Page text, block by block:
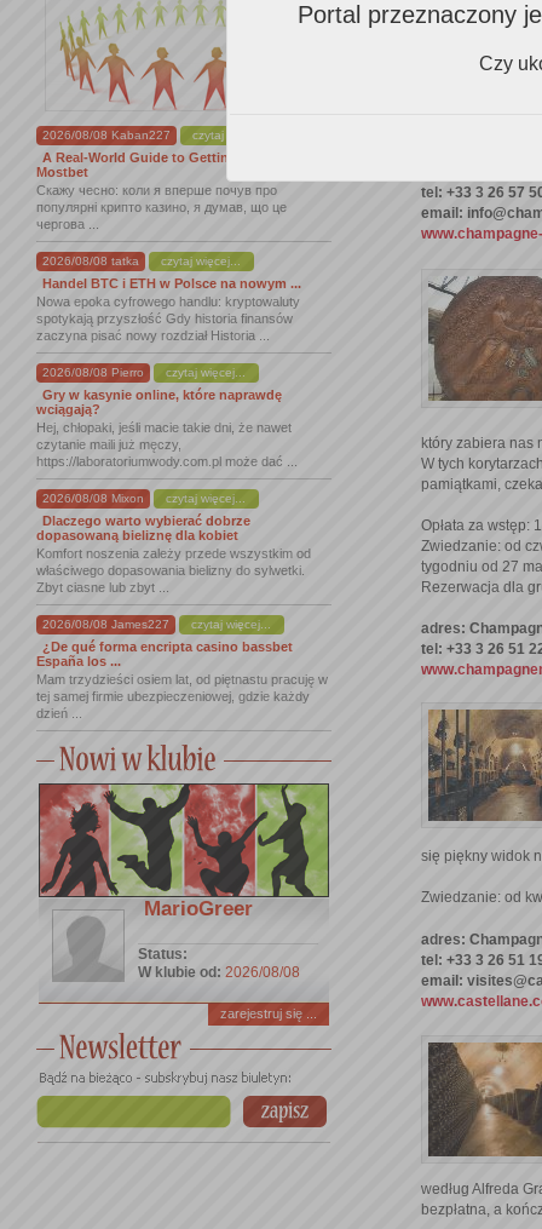
2026/08/08 Kaban227 czytaj więcej...
A Real-World Guide to Getting Started With
Mostbet
Скажу чесно: коли я вперше почув про
популярні крипто казино, я думав, що це
чергова ...
2026/08/08 tatka czytaj więcej...
Handel BTC i ETH w Polsce na nowym ...
Nowa epoka cyfrowego handlu: kryptowaluty
spotykają przyszłość Gdy historia finansów
zaczyna pisać nowy rozdział Historia ...
2026/08/08 Pierro czytaj więcej...
Gry w kasynie online, które naprawdę
wciągają?
Hej, chłopaki, jeśli macie takie dni, że nawet
czytanie maili już męczy,
https://laboratoriumwody.com.pl może dać ...
2026/08/08 Mixon czytaj więcej...
Dlaczego warto wybierać dobrze
dopasowaną bieliznę dla kobiet
Komfort noszenia zależy przede wszystkim od
właściwego dopasowania bielizny do sylwetki.
Zbyt ciasne lub zbyt ...
2026/08/08 James227 czytaj więcej...
¿De qué forma encripta casino bassbet
España los ...
Mam trzydzieści osiem lat, od piętnastu pracuję w
tej samej firmie ubezpieczeniowej, gdzie każdy
dzień ...
MarioGreer
Status:
W klubie od: 2026/08/08
zarejestruj się ...
tel: +33 3 26 57
email:
który zabiera nas
W tych
pamiątkami,
Opłata za wstęp:
Zwiedzanie: od
tygodniu od 27
Rezerwacja dla
adres:
tel: +33 3 26 51
się piękny widok
Zwiedzanie: od
adres:
tel: +33 3 26 51
email:
według Alfreda
bezpłatna, a
Portal przeznaczony
Czy